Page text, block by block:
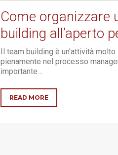
Come organizzare
building all’aperto
Il team building è un’attività
pienamente nel processo
importante…
READ MORE